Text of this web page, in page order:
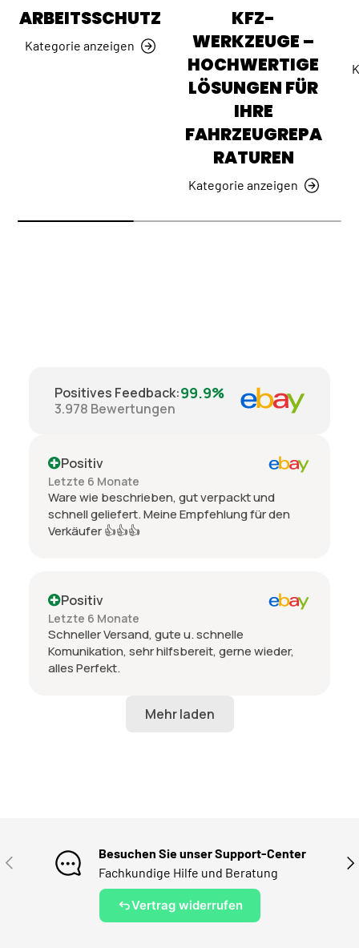
ARBEITSSCHUTZ
Kategorie anzeigen
KFZ-
WERKZEUGE –
HOCHWERTIGE
LÖSUNGEN FÜR
IHRE
FAHRZEUGREPA
RATUREN
Kategorie anzeigen
Positives Feedback:99.9%
3.978 Bewertungen
Positiv
Letzte 6 Monate
Ware wie beschrieben, gut verpackt und
schnell geliefert. Meine Empfehlung für den
Verkäufer 👍👍👍
Positiv
Letzte 6 Monate
Schneller Versand, gute u. schnelle
Komunikation, sehr hilfsbereit, gerne wieder,
alles Perfekt.
VORHERIGE
Besuchen Sie unser Support-Center
Fachkundige Hilfe und Beratung
Vertrag widerrufen